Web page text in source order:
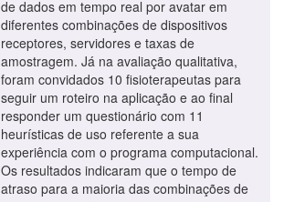
de dados em tempo real por avatar em
diferentes combinações de dispositivos
receptores, servidores e taxas de
amostragem. Já na avaliação qualitativa,
foram convidados 10 fisioterapeutas para
seguir um roteiro na aplicação e ao final
responder um questionário com 11
heurísticas de uso referente a sua
experiência com o programa computacional.
Os resultados indicaram que o tempo de
atraso para a maioria das combinações de